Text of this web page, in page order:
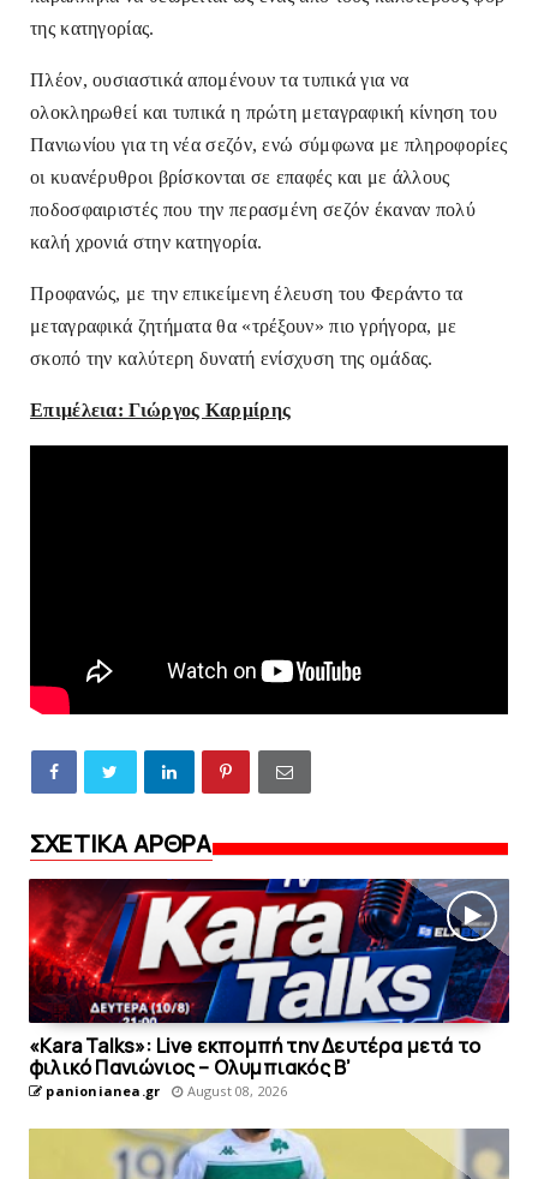
της κατηγορίας.
Πλέον, ουσιαστικά απομένουν τα τυπικά για να
ολοκληρωθεί και τυπικά η πρώτη μεταγραφική κίνηση του
Πανιωνίου για τη νέα σεζόν, ενώ σύμφωνα με πληροφορίες
οι κυανέρυθροι βρίσκονται σε επαφές και με άλλους
ποδοσφαιριστές που την περασμένη σεζόν έκαναν πολύ
καλή χρονιά στην κατηγορία.
Προφανώς, με την επικείμενηέλευση του Φεράντο τα
μεταγραφικά ζητήματα θα «τρέξουν» πιο γρήγορα, με
σκοπό την καλύτερη δυνατή ενίσχυση της ομάδας.
Επιμέλεια: Γιώργος Καρμίρης
ΣΧΕΤΙΚΑ ΑΡΘΡΑ
«Kara Talks»: Live εκπομπή την Δευτέρα μετά το
φιλικό Πανιώνιος – Ολυμπιακός Β’
panionianea.gr August 08, 2026